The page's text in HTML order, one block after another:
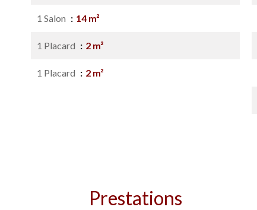
1 Salon 14 m²
1 Placard 2 m²
1 Placard 2 m²
Prestations